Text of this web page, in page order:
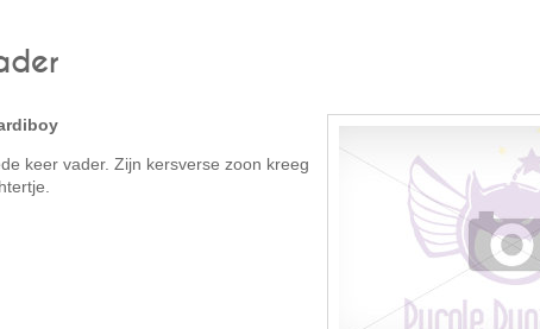
keer vader. Zijn kersverse zoon kreeg